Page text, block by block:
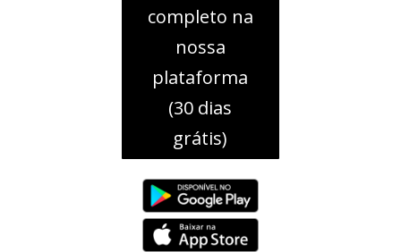
completo na
nossa
plataforma
(30 dias
grátis)